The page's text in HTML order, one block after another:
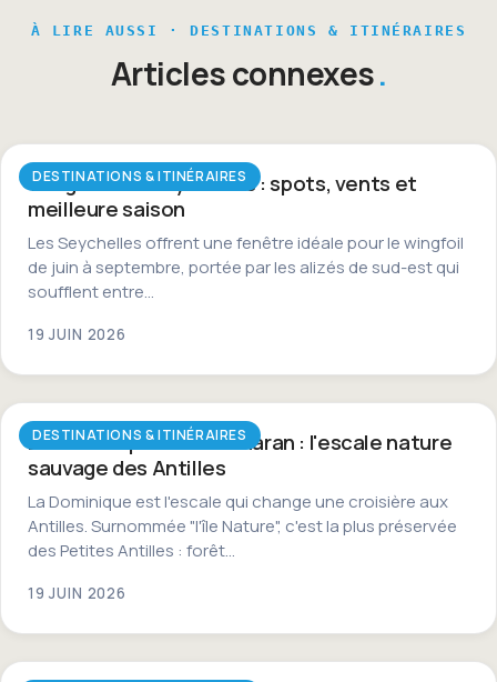
À LIRE AUSSI · DESTINATIONS & ITINÉRAIRES
Articles connexes
DESTINATIONS & ITINÉRAIRES
Wingfoil aux Seychelles : spots, vents et
meilleure saison
Les Seychelles offrent une fenêtre idéale pour le wingfoil
de juin à septembre, portée par les alizés de sud-est qui
soufflent entre…
19 JUIN 2026
DESTINATIONS & ITINÉRAIRES
La Dominique en catamaran : l'escale nature
sauvage des Antilles
La Dominique est l'escale qui change une croisière aux
Antilles. Surnommée "l'île Nature", c'est la plus préservée
des Petites Antilles : forêt…
19 JUIN 2026